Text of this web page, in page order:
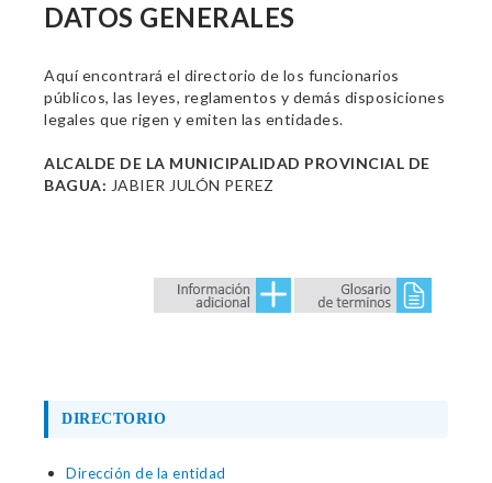
DATOS GENERALES
Aquí encontrará el directorio de los funcionarios
públicos, las leyes, reglamentos y demás disposiciones
legales que rigen y emiten las entidades.
ALCALDE DE LA MUNICIPALIDAD PROVINCIAL DE
BAGUA: JABIER JULÓN PEREZ
DIRECTORIO
Dirección de la entidad